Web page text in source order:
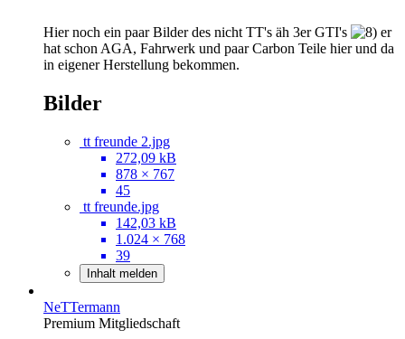
Hier noch ein paar Bilder des nicht TT's äh 3er GTI's
er
hat schon AGA, Fahrwerk und paar Carbon Teile hier und da
in eigener Herstellung bekommen.
Bilder
tt freunde 2.jpg
272,09 kB
878 × 767
45
tt freunde.jpg
142,03 kB
1.024 × 768
39
Inhalt melden
NeTTermann
Premium Mitgliedschaft